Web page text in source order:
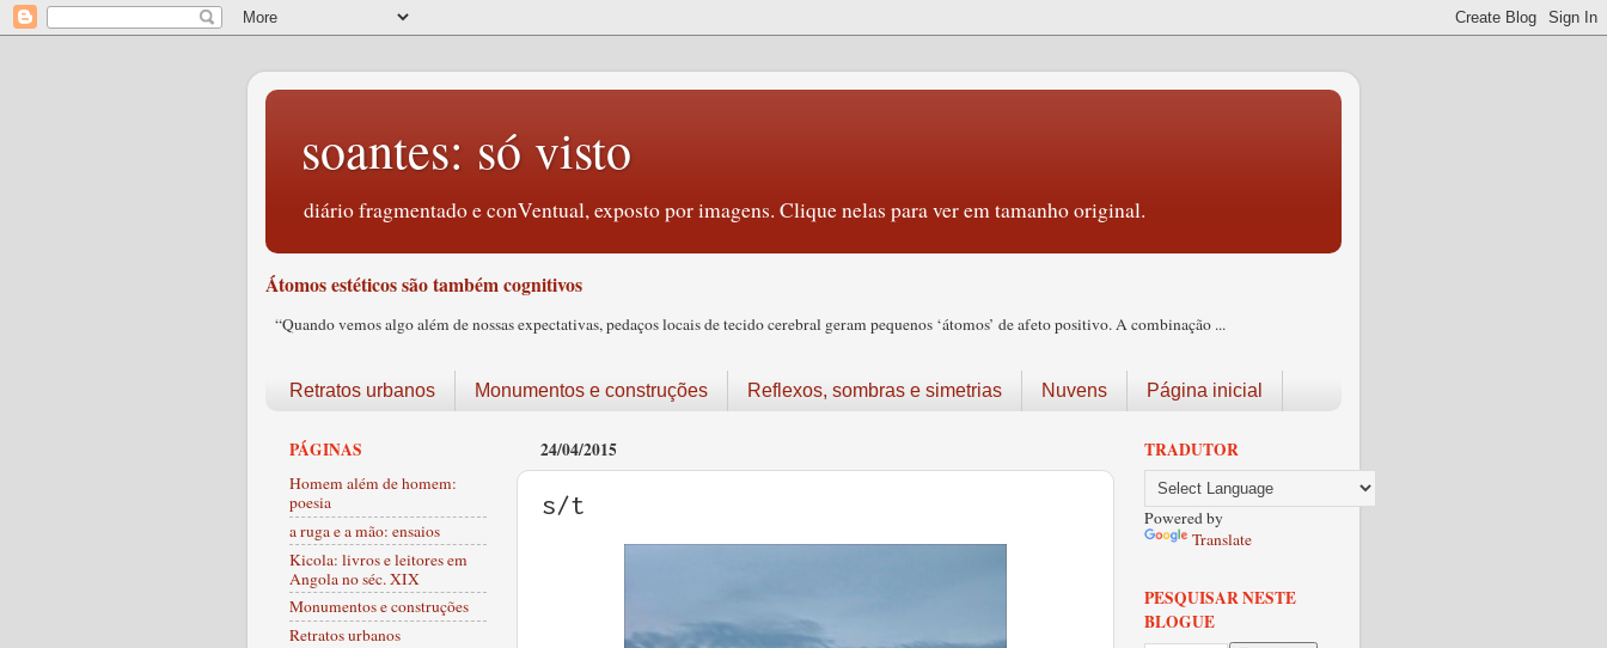
soantes: só visto
diário fragmentado e conVentual, exposto por imagens. Clique nelas para ver em tamanho original.
Átomos estéticos são também cognitivos
“Quando vemos algo além de nossas expectativas, pedaços locais de tecido cerebral geram pequenos ‘átomos’ de afeto positivo. A combinação ...
Retratos urbanos Monumentos e construções Reflexos, sombras e simetrias Nuvens Página inicial
24/04/2015
s/t
PÁGINAS
Homem além de homem:
poesia
a ruga e a mão: ensaios
Kicola: livros e leitores em
Angola no séc. XIX
Monumentos e construções
Retratos urbanos
TRADUTOR
Powered by
Translate
PESQUISAR NESTE
BLOGUE